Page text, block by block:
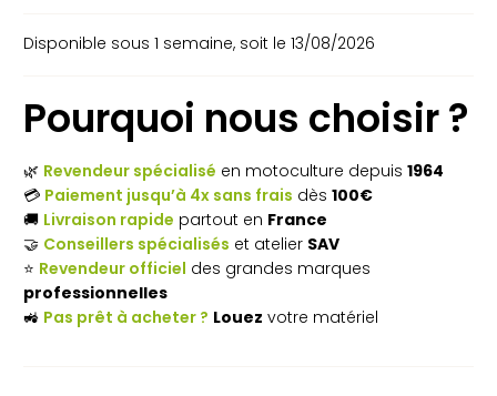
Débroussailleuse
HUSQVARNA
525RJX
Disponible sous 1 semaine, soit le 13/08/2026
Pourquoi nous choisir ?
🌿 Revendeur spécialisé en motoculture depuis 1964
💳 Paiement jusqu’à 4x sans frais dès 100€
🚚 Livraison rapide partout en France
🤝 Conseillers spécialisés et atelier SAV
⭐ Revendeur officiel des grandes marques
professionnelles
🚜 Pas prêt à acheter ? Louez votre matériel